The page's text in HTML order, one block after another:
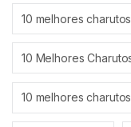
10 melhores charutos
10 Melhores
10 melhores